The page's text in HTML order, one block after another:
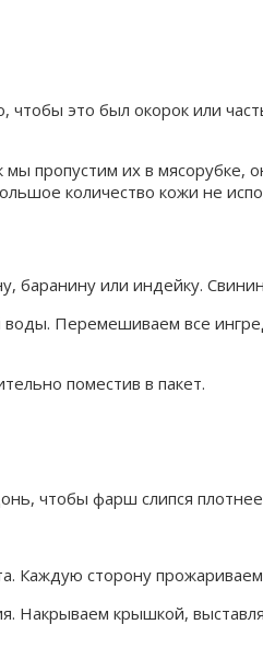
это был окорок или
пропустим их в мясорубке,
количество кожи не
баранину или индейку.
Перемешиваем все
поместив в пакет.
чтобы фарш слипся
Каждую сторону
Накрываем крышкой,